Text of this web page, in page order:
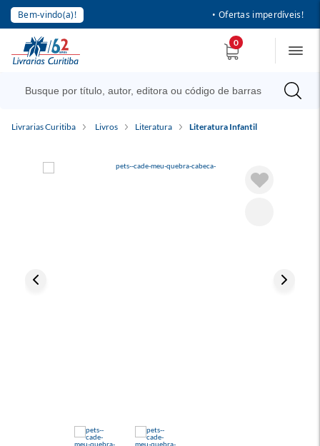
Bem-vindo(a)! • Ofertas imperdíveis!
0
Livrarias Curitiba Livros Literatura Literatura Infantil